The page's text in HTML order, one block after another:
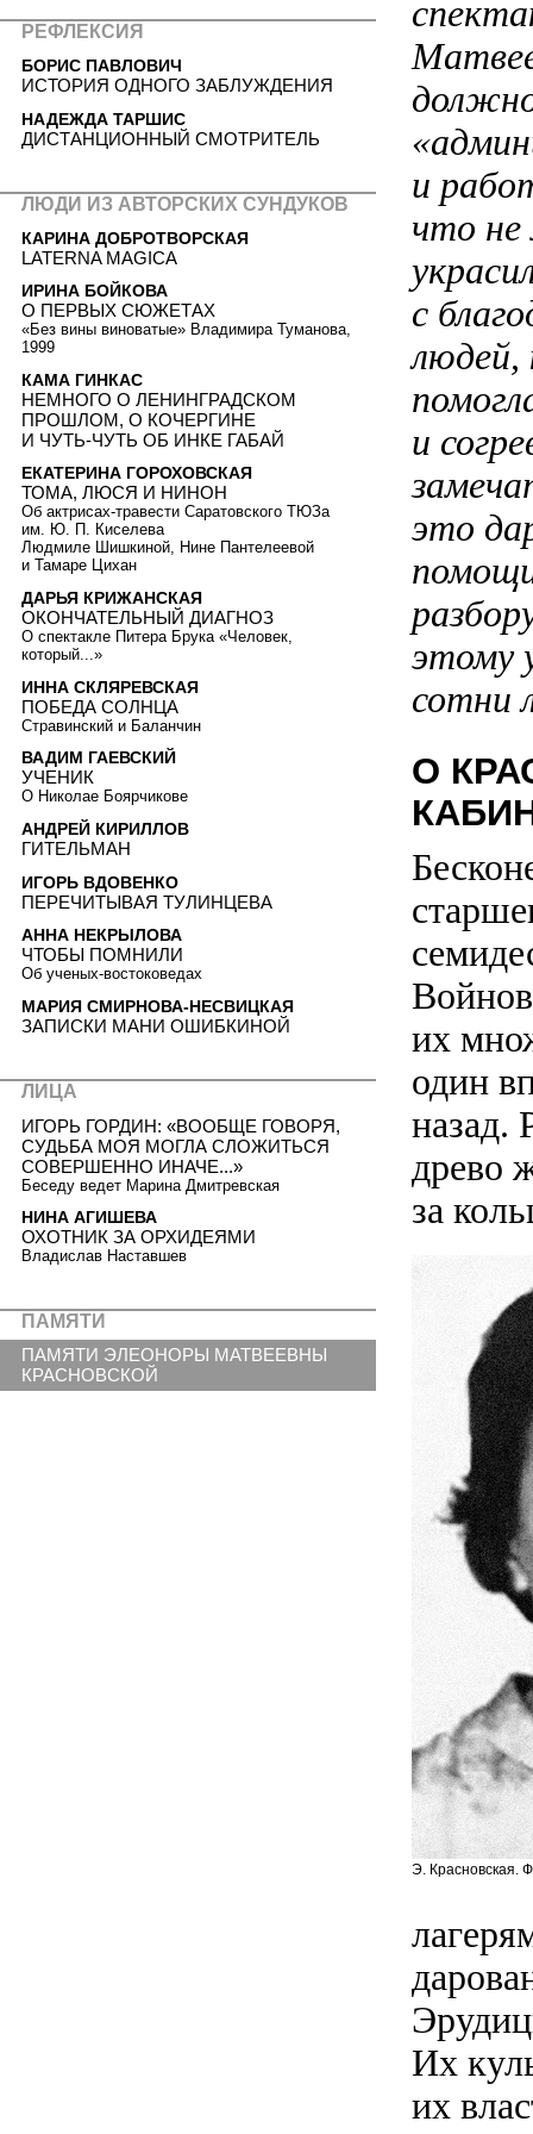
и
что не
с
людей,
и
это
этому
сотни
О
их
один
назад.
древо
за
Э. Красновская.
Их
их
РЕФЛЕКСИЯ
БОРИС ПАВЛОВИЧ
ИСТОРИЯ ОДНОГО ЗАБЛУЖДЕНИЯ
НАДЕЖДА ТАРШИС
ДИСТАНЦИОННЫЙ СМОТРИТЕЛЬ
ЛЮДИ ИЗ АВТОРСКИХ СУНДУКОВ
КАРИНА ДОБРОТВОРСКАЯ
LATERNA MAGICA
ИРИНА БОЙКОВА
О ПЕРВЫХ СЮЖЕТАХ
«Без вины виноватые» Владимира Туманова,
1999
КАМА ГИНКАС
НЕМНОГО О ЛЕНИНГРАДСКОМ
ПРОШЛОМ, О КОЧЕРГИНЕ
И ЧУТЬ-ЧУТЬ ОБ ИНКЕ ГАБАЙ
ЕКАТЕРИНА ГОРОХОВСКАЯ
ТОМА, ЛЮСЯ И НИНОН
Об актрисах-травести Саратовского ТЮЗа
им. Ю. П. Киселева
Людмиле Шишкиной, Нине Пантелеевой
и Тамаре Цихан
ДАРЬЯ КРИЖАНСКАЯ
ОКОНЧАТЕЛЬНЫЙ ДИАГНОЗ
О спектакле Питера Брука «Человек,
который...»
ИННА СКЛЯРЕВСКАЯ
ПОБЕДА СОЛНЦА
Стравинский и Баланчин
ВАДИМ ГАЕВСКИЙ
УЧЕНИК
О Николае Боярчикове
АНДРЕЙ КИРИЛЛОВ
ГИТЕЛЬМАН
ИГОРЬ ВДОВЕНКО
ПЕРЕЧИТЫВАЯ ТУЛИНЦЕВА
АННА НЕКРЫЛОВА
ЧТОБЫ ПОМНИЛИ
Об ученых-востоковедах
МАРИЯ СМИРНОВА-НЕСВИЦКАЯ
ЗАПИСКИ МАНИ ОШИБКИНОЙ
ЛИЦА
ИГОРЬ ГОРДИН: «ВООБЩЕ ГОВОРЯ,
СУДЬБА МОЯ МОГЛА СЛОЖИТЬСЯ
СОВЕРШЕННО ИНАЧЕ...»
Беседу ведет Марина Дмитревская
НИНА АГИШЕВА
ОХОТНИК ЗА ОРХИДЕЯМИ
Владислав Наставшев
ПАМЯТИ
ПАМЯТИ ЭЛЕОНОРЫ МАТВЕЕВНЫ
КРАСНОВСКОЙ